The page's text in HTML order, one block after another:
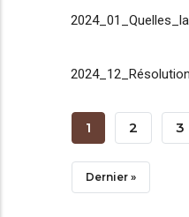
2024_12_Résolution
Pagination
Page
Courante
1 Page
2 3
Dernière
Dernier »